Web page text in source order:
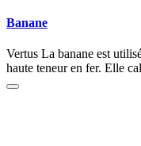
Banane
Vertus La banane est
haute teneur en fer. Elle